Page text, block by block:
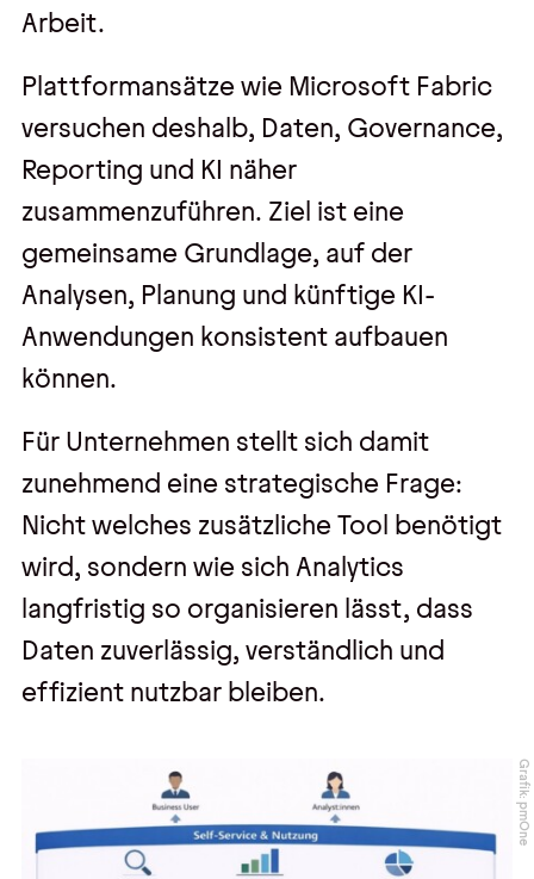
Arbeit.
Plattformansätze wie Microsoft Fabric
versuchen deshalb, Daten, Governance,
Reporting und KI näher
zusammenzuführen. Ziel ist eine
gemeinsame Grundlage, auf der
Analysen, Planung und künftige KI-
Anwendungen konsistent aufbauen
können.
Für Unternehmen stellt sich damit
zunehmend eine strategische Frage:
Nicht welches zusätzliche Tool benötigt
wird, sondern wie sich Analytics
langfristig so organisieren lässt, dass
Daten zuverlässig, verständlich und
effizient nutzbar bleiben.
Grafik: pmOne